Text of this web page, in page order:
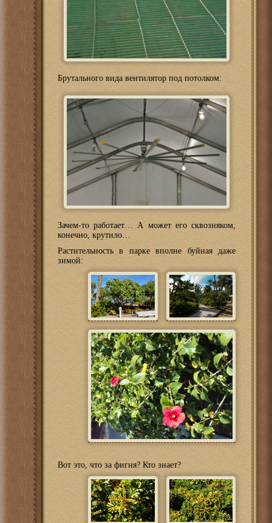
Брутального вида вентилятор под потолком:
Зачем-то работает… А может его сквозняком,
конечно, крутило…
Растительность в парке вполне буйная даже
зимой:
Вот это, что за фигня? Кто знает?